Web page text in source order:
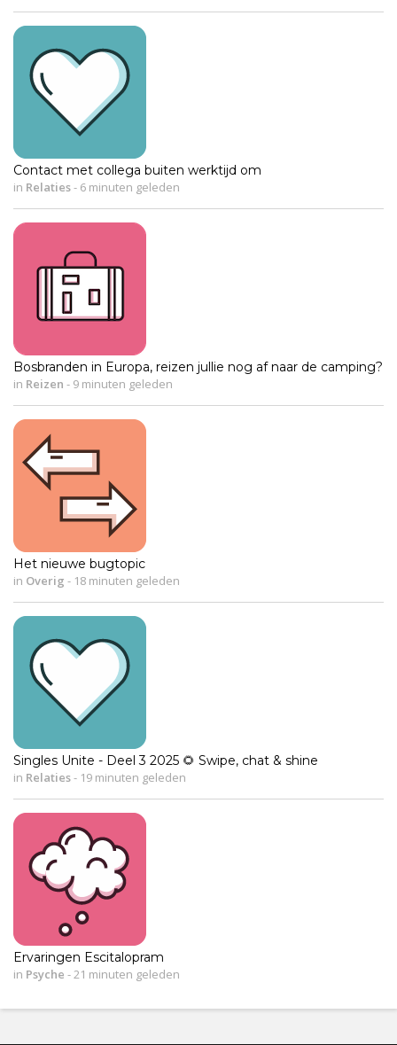
Contact met collega buiten werktijd om
in Relaties- 6 minuten geleden
Bosbranden in Europa, reizen jullie nog af naar de camping?
in Reizen - 9 minuten geleden
Het nieuwe bugtopic
in Overig - 18 minuten geleden
Singles Unite - Deel 3 2025 🌻 Swipe, chat & shine
in Relaties- 19 minuten geleden
Ervaringen Escitalopram
in Psyche -21 minuten geleden